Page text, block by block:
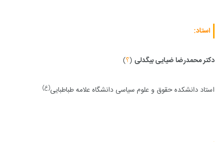
استاد:
دکتر محمدرضا ضیایی بیگدلی (؟)
استاد دانشکده حقوق و علوم سیاسی دانشگاه علامه طباطبایی(ع)